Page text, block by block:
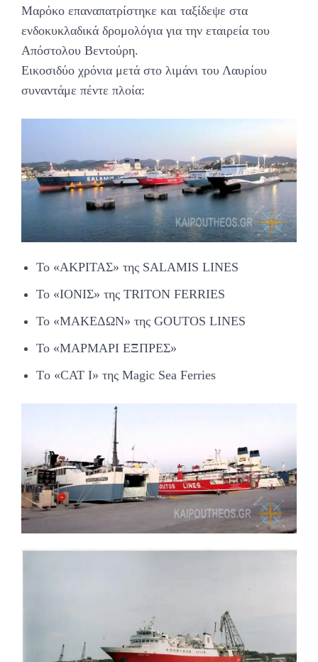
Μαρόκο επαναπατρίστηκε και ταξίδεψε στα
ενδοκυκλαδικά δρομολόγια για την εταιρεία του
Απόστολου Βεντούρη.
Εικοσιδύο χρόνια μετά στο λιμάνι του Λαυρίου
συναντάμε πέντε πλοία:
Το «ΑΚΡΙΤΑΣ» της SALAMIS LINES
Το «ΙΟΝΙΣ» της TRITON FERRIES
To «ΜΑΚΕΔΩΝ» της GOUTOS LINES
Το «ΜΑΡΜΑΡΙ ΕΞΠΡΕΣ»
Τo «CAT I» της Magic Sea Ferries